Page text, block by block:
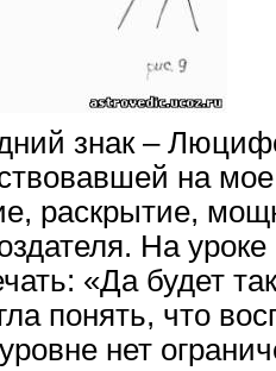
знак –
на
раскрытие,
На
«Да будет
понять, что
нет